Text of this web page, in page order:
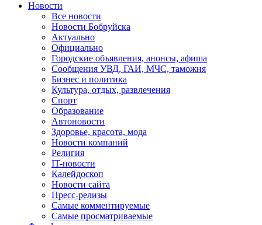
Новости
Все новости
Новости Бобруйска
Актуально
Официально
Городские объявления, анонсы, афиша
Сообщения УВД, ГАИ, МЧС, таможня
Бизнес и политика
Культура, отдых, развлечения
Спорт
Образование
Автоновости
Здоровье, красота, мода
Новости компаний
Религия
IT-новости
Калейдоскоп
Новости сайта
Пресс-релизы
Самые комментируемые
Самые просматриваемые